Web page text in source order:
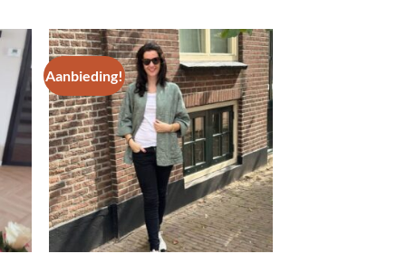
Aanbieding!
Toevoegen
aan
verlanglijst